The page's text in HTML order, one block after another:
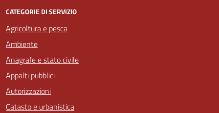
CATEGORIE DI SERVIZIO
Agricoltura e pesca
Ambiente
Anagrafe e stato civile
Appalti pubblici
Autorizzazioni
Catasto e urbanistica